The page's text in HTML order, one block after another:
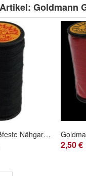
Goldmann
Goldmann Reißfeste Nähgarne - Extra stark 100 m Spule
2,50 €